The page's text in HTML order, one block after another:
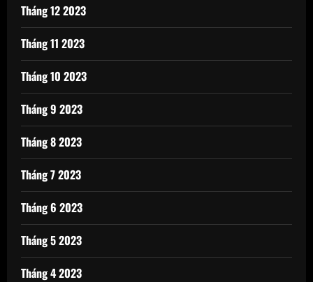
Tháng 12 2023
Tháng 11 2023
Tháng 10 2023
Tháng 9 2023
Tháng 8 2023
Tháng 7 2023
Tháng 6 2023
Tháng 5 2023
Tháng 4 2023